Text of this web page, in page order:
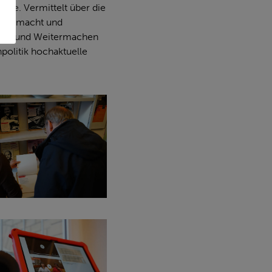
Vermittelt über die
und
und Weitermachen
hochaktuelle